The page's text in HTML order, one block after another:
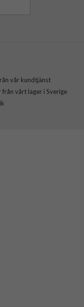
vår kundtjänst
från vårt lager i Sverige